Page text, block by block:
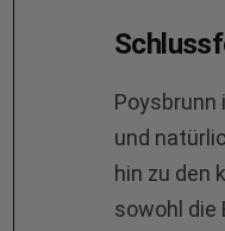
Poysbrunn
und
hin zu den
sowohl die